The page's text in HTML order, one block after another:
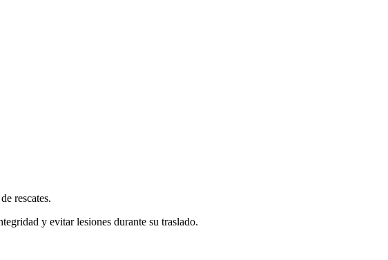
rescates.
y evitar lesiones durante su traslado.